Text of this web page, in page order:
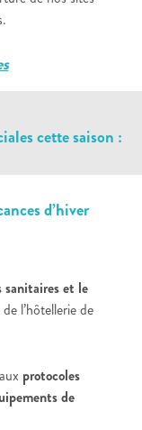
cette saison :
d’hiver
sanitaires et le
l’hôtellerie de
protocoles
de